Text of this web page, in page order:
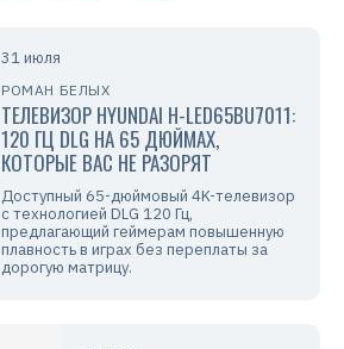
31 июля
РОМАН БЕЛЫХ
ТЕЛЕВИЗОР HYUNDAI H-LED65BU7011:
120 ГЦ DLG НА 65 ДЮЙМАХ,
КОТОРЫЕ ВАС НЕ РАЗОРЯТ
Доступный 65-дюймовый 4K-телевизор
с технологией DLG 120 Гц,
предлагающий геймерам повышенную
плавность в играх без переплаты за
дорогую матрицу.